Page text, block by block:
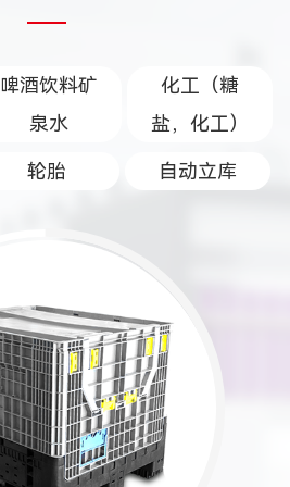
啤酒饮料矿
泉水
化工（糖
盐，化工）
轮胎 自动立库